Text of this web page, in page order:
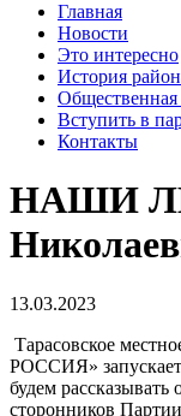
Главная
Новости
Это интересно
История
Вступить в
Контакты
НАШИ
13.03.2023
Тарасовское
РОССИЯ»
будем
сторонников